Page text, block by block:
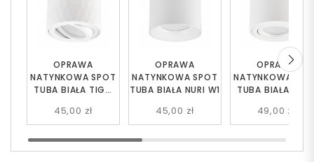
OPRAWA
NATYNKOWA
TUBA BIAŁA
49,00 zł
OPRAWA
NATYNKOWA SPOT
TUBA BIAŁA TIGO
45,00 zł
OPRAWA
NATYNKOWA SPOT
TUBA BIAŁA NURI W1
45,00 zł